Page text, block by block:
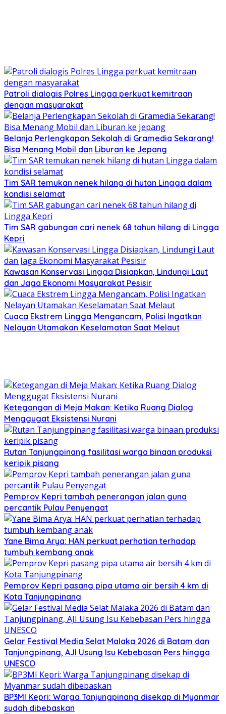
Patroli dialogis Polres Lingga perkuat kemitraan
dengan masyarakat
Belanja Perlengkapan Sekolah di Gramedia Sekarang!
Bisa Menang Mobil dan Liburan ke Jepang
Tim SAR temukan nenek hilang di hutan Lingga dalam
kondisi selamat
Tim SAR gabungan cari nenek 68 tahun hilang di Lingga
Kepri
Kawasan Konservasi Lingga Disiapkan, Lindungi Laut
dan Jaga Ekonomi Masyarakat Pesisir
Cuaca Ekstrem Lingga Mengancam, Polisi Ingatkan
Nelayan Utamakan Keselamatan Saat Melaut
Ketegangan di Meja Makan: Ketika Ruang Dialog
Menggugat Eksistensi Nurani
Rutan Tanjungpinang fasilitasi warga binaan produksi
keripik pisang
Pemprov Kepri tambah penerangan jalan guna
percantik Pulau Penyengat
Yane Bima Arya: HAN perkuat perhatian terhadap
tumbuh kembang anak
Pemprov Kepri pasang pipa utama air bersih 4 km di
Kota Tanjungpinang
Gelar Festival Media Selat Malaka 2026 di Batam dan
Tanjungpinang, AJI Usung Isu Kebebasan Pers hingga
UNESCO
BP3MI Kepri: Warga Tanjungpinang disekap di Myanmar
sudah dibebaskan